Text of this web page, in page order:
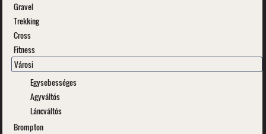
Gravel
Trekking
Cross
Fitness
Városi
Egysebességes
Agyváltós
Láncváltós
Brompton